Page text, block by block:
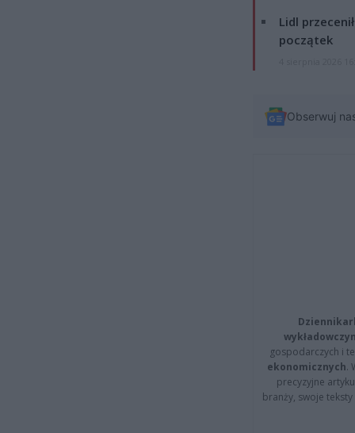
Lidl
początek
Obserwuj
gospodarczych i
ekonomicznych.
precyzyjne
branży, swoje